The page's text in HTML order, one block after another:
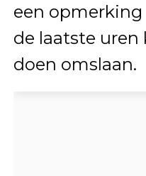
een
de laatste uren
doen omslaan.